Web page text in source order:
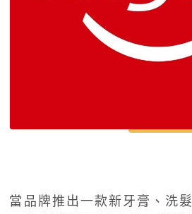
當品牌推出一款新牙膏、洗